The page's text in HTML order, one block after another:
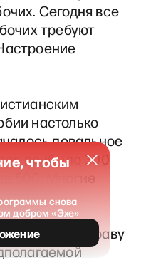
Сегодня все
требуют
настолько
повальное
прибыло 300
500. Многие
подало в управу
чтобы
снова
добром «Эхе»